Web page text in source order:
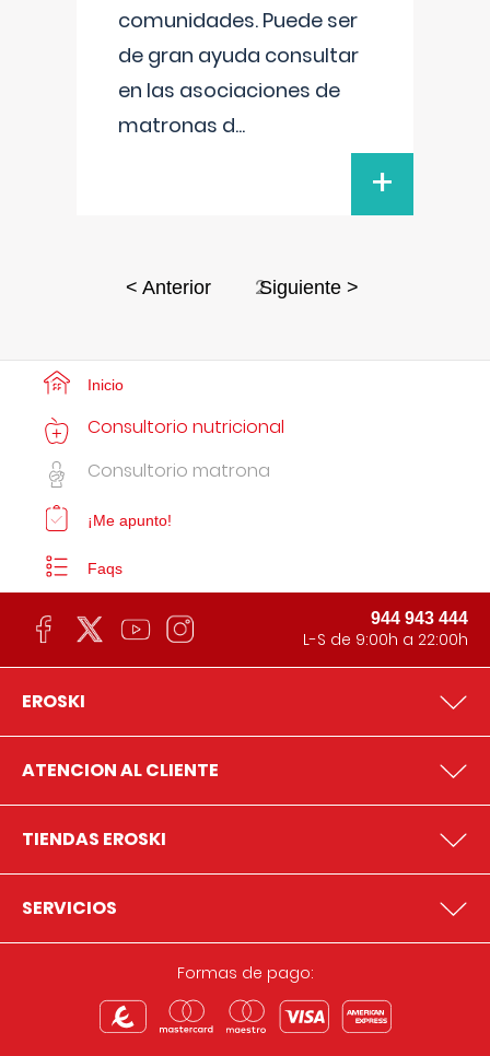
comunidades. Puede ser
de gran ayuda consultar
en las asociaciones de
matronas d...
+
< Anterior 2Siguiente >
Inicio
Consultorio nutricional
Consultorio matrona
¡Me apunto!
Faqs
944 943 444
L-S de 9:00h a 22:00h
EROSKI
ATENCION AL CLIENTE
TIENDAS EROSKI
SERVICIOS
Formas de pago: